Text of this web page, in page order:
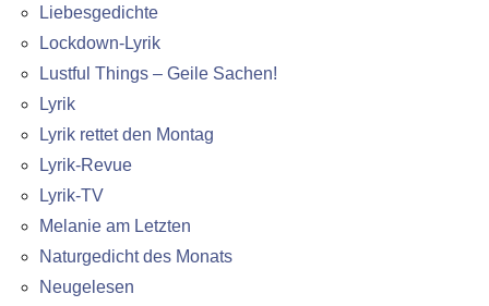
Liebesgedichte
Lockdown-Lyrik
Lustful Things – Geile Sachen!
Lyrik
Lyrik rettet den Montag
Lyrik-Revue
Lyrik-TV
Melanie am Letzten
Naturgedicht des Monats
Neugelesen